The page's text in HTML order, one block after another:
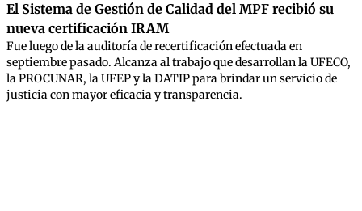
El Sistema de Gestión de Calidad del MPF recibió su
nueva certificación IRAM
Fue luego de la auditoría de recertificación efectuada en
septiembre pasado. Alcanza al trabajo que desarrollan la UFECO,
la PROCUNAR, la UFEP y la DATIP para brindar un servicio de
justicia con mayor eficacia y transparencia.